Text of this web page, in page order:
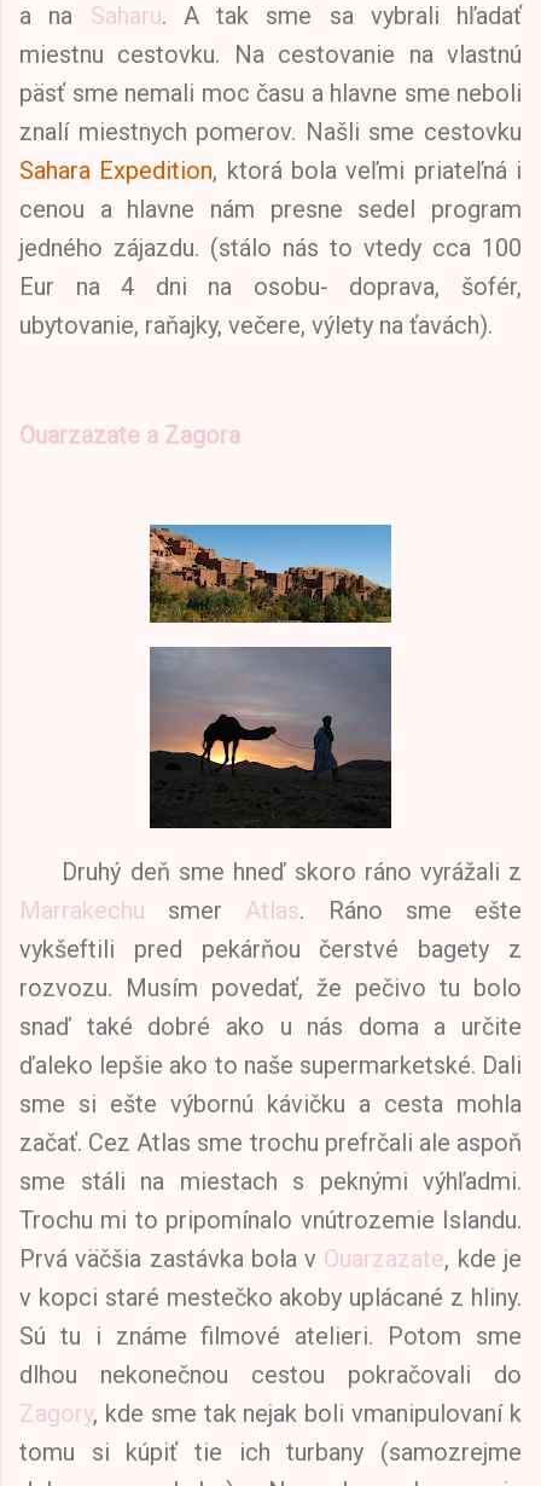
a na Saharu. A tak sme sa vybrali hľadať
miestnu cestovku. Na cestovanie na vlastnú
päsť sme nemali moc času a hlavne sme neboli
znalí miestnych pomerov. Našli sme cestovku
Sahara Expedition, ktorá bola veľmi priateľná i
cenou a hlavne nám presne sedel program
jedného zájazdu. (stálo nás to vtedy cca 100
Eur na 4 dni na osobu- doprava, šofér,
ubytovanie, raňajky, večere, výlety na ťavách).
Ouarzazate a Zagora
Druhý deň sme hneď skoro ráno vyrážali z
Marrakechu smer Atlas. Ráno sme ešte
vykšeftili pred pekárňou čerstvé bagety z
rozvozu. Musím povedať, že pečivo tu bolo
snaď také dobré ako u nás doma a určite
ďaleko lepšie ako to naše supermarketské. Dali
sme si ešte výbornú kávičku a cesta mohla
začať. Cez Atlas sme trochu prefrčali ale aspoň
sme stáli na miestach s peknými výhľadmi.
Trochu mi to pripomínalo vnútrozemie Islandu.
Prvá väčšia zastávka bola v Ouarzazate, kde je
v kopci staré mestečko akoby uplácané z hliny.
Sú tu i známe filmové atelieri. Potom sme
dlhou nekonečnou cestou pokračovali do
Zagory, kde sme tak nejak boli vmanipulovaní k
tomu si kúpiť tie ich turbany (samozrejme